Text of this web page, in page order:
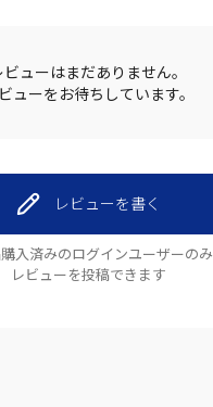
ビューはまだありません。
ューをお待ちしています。
レビューを書く
入済みのログインユーザーのみ
レビューを投稿できます